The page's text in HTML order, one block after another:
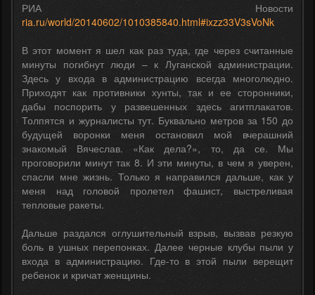
РИА Новости
ria.ru/world/20140602/1010385840.html#ixzz33V3sVoNk
В этот момент я шел как раз туда, где через считанные
минуты погибнут люди – к Луганской администрации.
Здесь у входа в администрацию всегда многолюдно.
Приходят как противники хунты, так и ее сторонники,
дабы поспорить у развешенных здесь агитплакатов.
Толпятся и журналисты тут. Буквально метров за 150 до
будущей воронки меня остановил мой вчерашний
знакомый Вячеслав. «Как дела?», то, да се. Мы
проговорили минут так 8. И эти минуты, в чем я уверен,
спасли мне жизнь. Только я направился дальше, как у
меня над головой пролетел фашист, выстреливая
тепловые ракеты.
Дальше раздался оглушительный взрыв, вызвав резкую
боль в ушных перепонках. Далее черные клубы пыли у
входа в администрацию. Где-то в этой пыли верещит
ребенок и кричат женщины.